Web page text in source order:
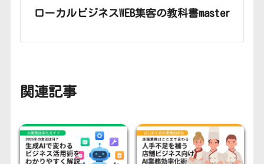
ローカルビジネスWEB集客の教科書master
関連記事